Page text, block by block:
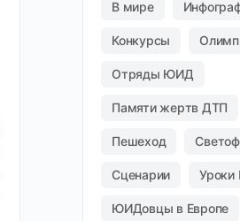
В мире
Конкурсы
Отряды ЮИД
Памяти жертв ДТП
Пешеход
Сценарии
ЮИДовцы в Европе